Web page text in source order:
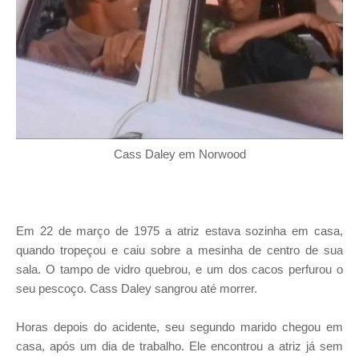
Cass Daley em Norwood
Em 22 de março de 1975 a atriz estava sozinha em casa,
quando tropeçou e caiu sobre a mesinha de centro de sua
sala. O tampo de vidro quebrou, e um dos cacos perfurou o
seu pescoço. Cass Daley sangrou até morrer.
Horas depois do acidente, seu segundo marido chegou em
casa, após um dia de trabalho. Ele encontrou a atriz já sem